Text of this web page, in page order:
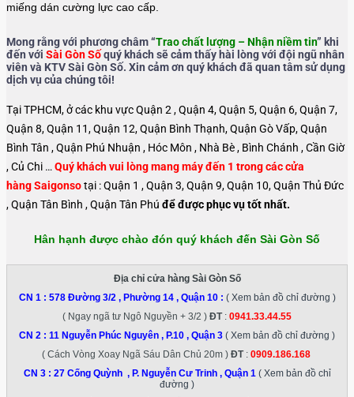
miếng dán cường lực cao cấp.
Mong rằng với phương châm “Trao chất lượng – Nhận niềm tin” khi
đến với Sài Gòn Sốquý khách sẽ cảm thấy hài lòng với đội ngũ nhân
viên và KTV Sài Gòn Số. Xin cảm ơn quý khách đã quan tâm sử dụng
dịch vụ của chúng tôi!
Tại TPHCM, ở các khu vực Quận 2 , Quận 4, Quận 5, Quận 6, Quận 7,
Quận 8, Quận 11, Quận 12, Quận Bình Thạnh, Quận Gò Vấp, Quận
Bình Tân , Quận Phú Nhuận , Hóc Môn , Nhà Bè , Bình Chánh , Cần Giờ
, Củ Chi …Quý khách vui lòng mang máy đến 1 trong các cửa
hàng Saigonsotại : Quận 1 , Quận 3, Quận 9, Quận 10, Quận Thủ Đức
, Quận Tân Bình , Quận Tân Phú để được phục vụ tốt nhất.
Hân hạnh được chào đón quý khách đến Sài Gòn Số
Địa chỉ cửa hàng Sài Gòn Số
CN 1 : 578 Đường 3/2 , Phường 14 , Quận 10: ( Xem bản đồ chỉ đường )
( Ngay ngã tư Ngô Nguyền + 3/2 ) ĐT: 0941.33.44.55
CN 2 : 11 Nguyễn Phúc Nguyên , P.10 , Quận 3 ( Xem bản đồ chỉ đường )
( Cách Vòng Xoay Ngã Sáu Dân Chủ 20m ) ĐT: 0909.186.168
CN 3 : 27 Cống Quỳnh , P. Nguyễn Cư Trinh , Quận 1 ( Xem bản đồ chỉ
đường )